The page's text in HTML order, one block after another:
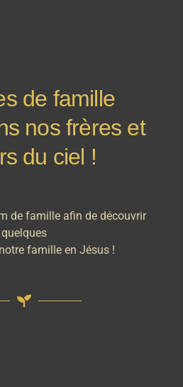
de famille
nos frères et
du ciel !
de famille afin de découvrir
quelques
famille en Jésus !